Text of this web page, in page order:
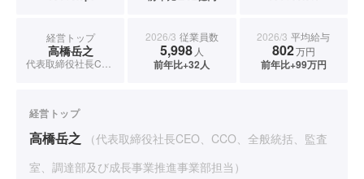
経営トップ
高橋岳之
2026/3 従業員数
5,998 人
前年比+32人
2026/3 平均給与
802万円
前年比+99万円
経営トップ
高橋岳之
（代表取締役社長CEO、CCO、全般統括、監査
室、調達部及び成長事業推進事業部担当）